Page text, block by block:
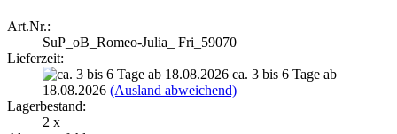
Art.Nr.:
SuP_oB_Romeo-Julia_ Fri_59070
Lieferzeit:
ca. 3 bis 6 Tage ab
18.08.2026 (Ausland abweichend)
Lagerbestand:
2 x